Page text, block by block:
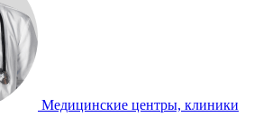
Медицинские центры, клиники